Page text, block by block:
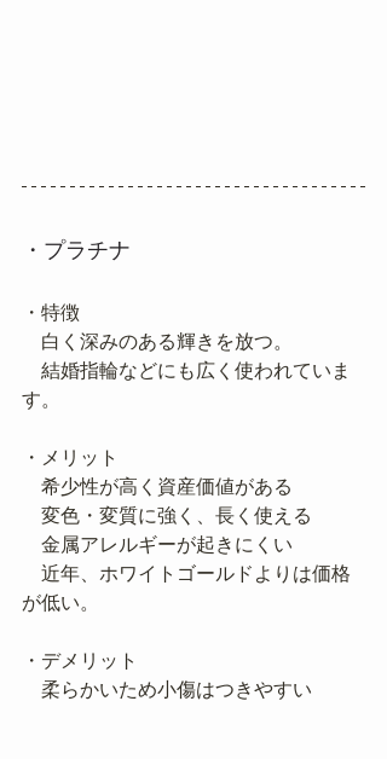
・プラチナ
・特徴
白く深みのある輝きを放つ。
結婚指輪などにも広く使われていま
す。
・メリット
希少性が高く資産価値がある
変色・変質に強く、長く使える
金属アレルギーが起きにくい
近年、ホワイトゴールドよりは価格
が低い。
・デメリット
柔らかいため小傷はつきやすい